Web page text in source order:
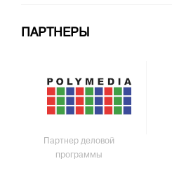
ПАРТНЕРЫ
Партнер деловой
программы